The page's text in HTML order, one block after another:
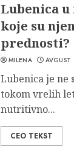
Lubenica
koje su
prednosti?
MILENA
Lubenica je ne
tokom vrelih
nutritivno...
CEO TEKST